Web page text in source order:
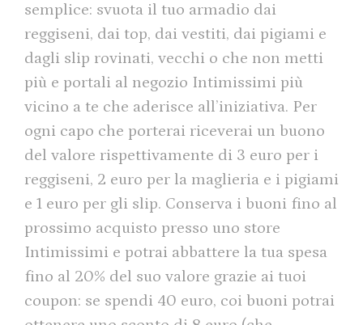
semplice: svuota il tuo armadio dai
reggiseni, dai top, dai vestiti, dai pigiami e
dagli slip rovinati, vecchi o che non metti
più e portali al negozio Intimissimi più
vicino a te che aderisce all’iniziativa. Per
ogni capo che porterai riceverai un buono
del valore rispettivamente di 3 euro per i
reggiseni, 2 euro per la maglieria e i pigiami
e 1 euro per gli slip. Conserva i buoni fino al
prossimo acquisto presso uno store
Intimissimi e potrai abbattere la tua spesa
fino al 20% del suo valore grazie ai tuoi
coupon: se spendi 40 euro, coi buoni potrai